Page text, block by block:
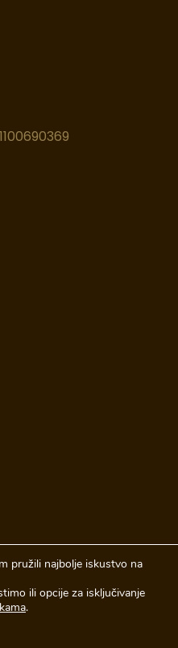
prava pridržava
A-Design
pružili najbolje iskustvo na
ili opcije za isključivanje
.